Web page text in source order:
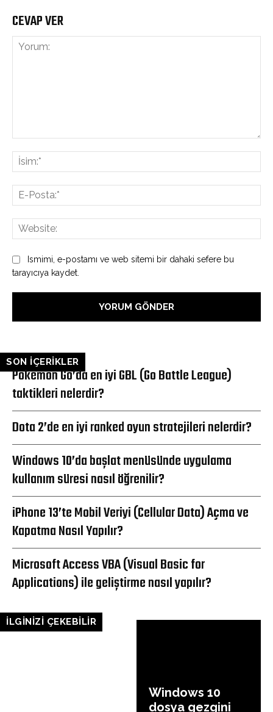
CEVAP VER
Ismimi, e-postamı ve web sitemi bir dahaki sefere bu
tarayıcıya kaydet.
SON İÇERİKLER
Pokemon Go’da en iyi GBL (Go Battle League)
taktikleri nelerdir?
Dota 2’de en iyi ranked oyun stratejileri nelerdir?
Windows 10’da başlat menüsünde uygulama
kullanım süresi nasıl öğrenilir?
iPhone 13’te Mobil Veriyi (Cellular Data) Açma ve
Kapatma Nasıl Yapılır?
Microsoft Access VBA (Visual Basic for
Applications) ile geliştirme nasıl yapılır?
İLGİNİZİ ÇEKEBİLİR
Windows 10
dosya gezgini